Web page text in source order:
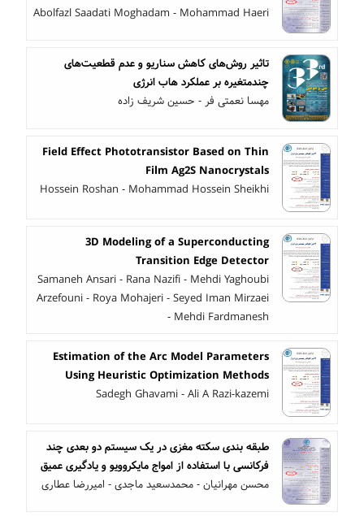
Abolfazl Saadati Moghadam - Mohammad Haeri
تاثیر روش‌های کاهش سناریو و عدم قطعیت‌های
چندمتغیره بر عملکرد هاب انرژی
مهسا نعمتی فر - حسین شریف زاده
Field Effect Phototransistor Based on Thin
Film Ag2S Nanocrystals
Hossein Roshan - Mohammad Hossein Sheikhi
3D Modeling of a Superconducting
Transition Edge Detector
Samaneh Ansari - Rana Nazifi - Mehdi Yaghoubi
Arzefouni - Roya Mohajeri - Seyed Iman Mirzaei
- Mehdi Fardmanesh
Estimation of the Arc Model Parameters
Using Heuristic Optimization Methods
Sadegh Ghavami - Ali A Razi-kazemi
طبقه بندی سکته مغزی در یک سیستم دو بعدی چند
فرکانسی با استفاده از امواج مایکروویو و یادگیری عمیق
محسن مهرانیان - محمدسعید ماجدی - امیررضا عطاری